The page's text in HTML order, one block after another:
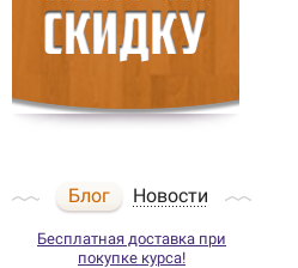
Блог Новости
Бесплатная доставка при
покупке курса!